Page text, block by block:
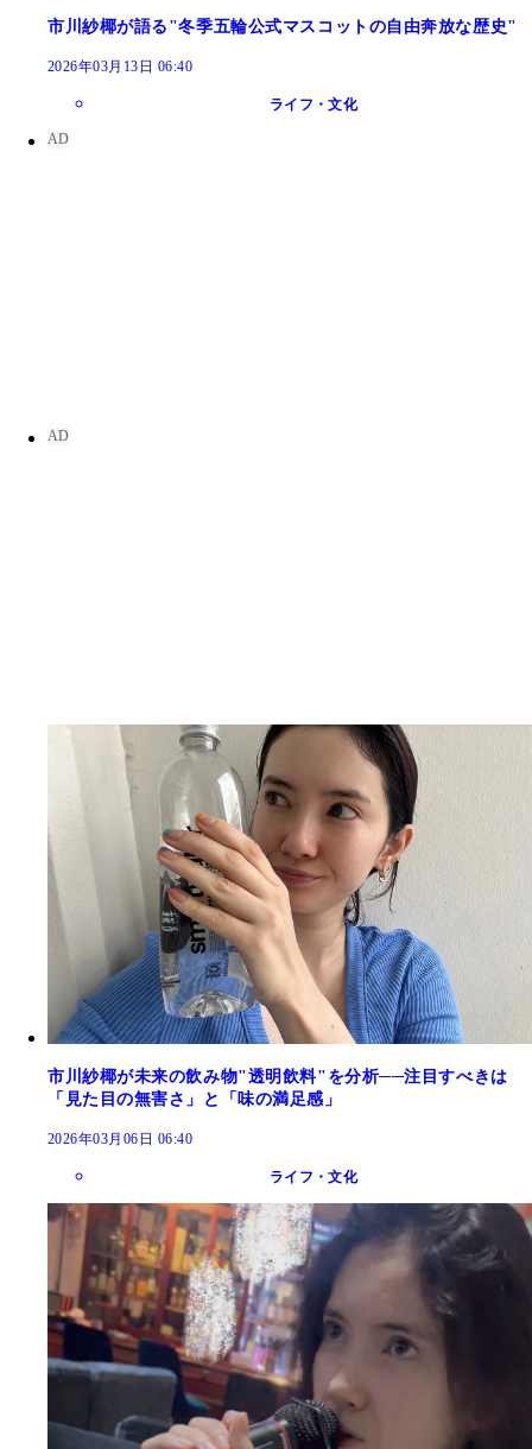
市川紗椰が語る"冬季五輪公式マスコットの自由奔放な歴史"
2026年03月13日 06:40
ライフ・文化
市川紗椰が未来の飲み物"透明飲料"を分析──注目すべきは
「見た目の無害さ」と「味の満足感」
2026年03月06日 06:40
ライフ・文化